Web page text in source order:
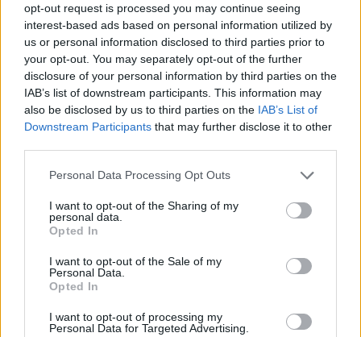
opt-out request is processed you may continue seeing
interest-based ads based on personal information utilized by
us or personal information disclosed to third parties prior to
your opt-out. You may separately opt-out of the further
disclosure of your personal information by third parties on the
IAB’s list of downstream participants. This information may
also be disclosed by us to third parties on the IAB’s List of
Downstream Participants that may further disclose it to other
Personal Data Processing Opt Outs
I want to opt-out of the Sharing of my
personal data.
Opted In
I want to opt-out of the Sale of my
Personal Data.
Opted In
I want to opt-out of processing my
Personal Data for Targeted Advertising.
Esim for Global
for Turkey|Esim for Germany|Esim for Greece|